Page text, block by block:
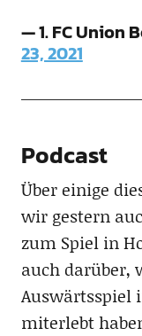
— 1. FC Union
23, 2021
Podcast
Über einige
wir gestern
zum Spiel in
auch darüber,
Auswärtsspiel
miterlebt